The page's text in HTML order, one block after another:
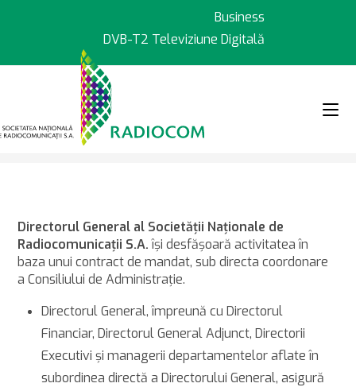
Business
DVB-T2 Televiziune Digitală
> Despre noi
Directorul General al Societăţii Naţionale de
Radiocomunicaţii S.A.îşi desfăşoară activitatea în
baza unui contract de mandat, sub directa coordonare
a Consiliului de Administraţie.
Directorul General, împreună cu Directorul
Financiar, Directorul General Adjunct, Directorii
Executivi și managerii departamentelor aflate în
subordinea directă a Directorului General, asigură